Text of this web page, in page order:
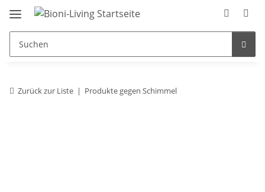
Zurück zur Liste Produkte gegen Schimmel